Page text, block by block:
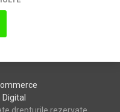
Digital